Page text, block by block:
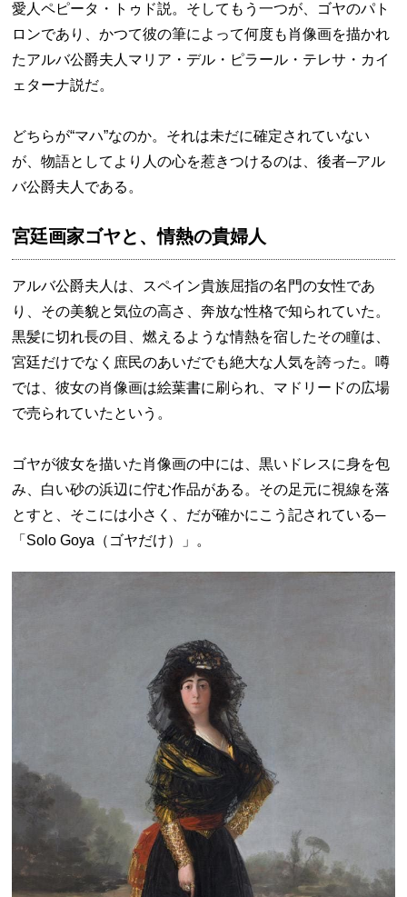
愛人ペピータ・トゥド説。そしてもう一つが、ゴヤのパト
ロンであり、かつて彼の筆によって何度も肖像画を描かれ
たアルバ公爵夫人マリア・デル・ピラール・テレサ・カイ
ェターナ説だ。
どちらが“マハ”なのか。それは未だに確定されていない
が、物語としてより人の心を惹きつけるのは、後者─アル
バ公爵夫人である。
宮廷画家ゴヤと、情熱の貴婦人
アルバ公爵夫人は、スペイン貴族屈指の名門の女性であ
り、その美貌と気位の高さ、奔放な性格で知られていた。
黒髪に切れ長の目、燃えるような情熱を宿したその瞳は、
宮廷だけでなく庶民のあいだでも絶大な人気を誇った。噂
では、彼女の肖像画は絵葉書に刷られ、マドリードの広場
で売られていたという。
ゴヤが彼女を描いた肖像画の中には、黒いドレスに身を包
み、白い砂の浜辺に佇む作品がある。その足元に視線を落
とすと、そこには小さく、だが確かにこう記されている─
「Solo Goya（ゴヤだけ）」。